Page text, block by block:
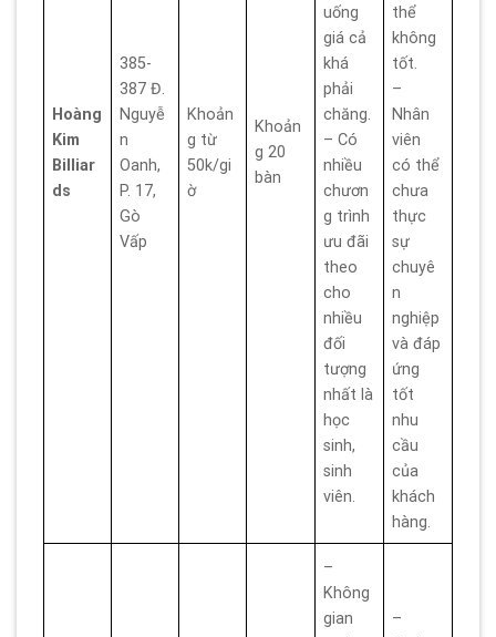
Hoàng
Kim
Billiar
ds
385-
387 Đ.
Nguyễ
n
Oanh,
P. 17,
Gò
Vấp
Khoản
g từ
50k/gi
ờ
Khoản
g 20
bàn
uống
giá cả
khá
phải
chăng.
– Có
nhiều
chươn
g trình
ưu đãi
theo
cho
nhiều
đối
tượng
nhất là
học
sinh,
sinh
viên.
thể
không
tốt.
–
Nhân
viên
có thể
chưa
thực
sự
chuyê
n
nghiệp
và đáp
ứng
tốt
nhu
cầu
của
khách
hàng.
–
Không
gian
–